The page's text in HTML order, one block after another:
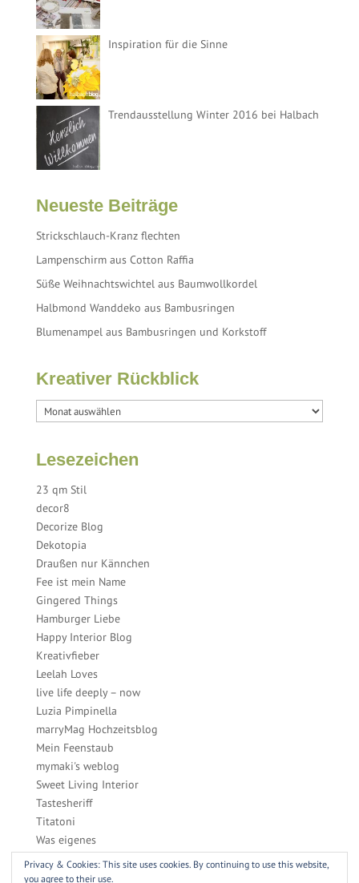
Inspiration für die Sinne
Trendausstellung Winter 2016 bei Halbach
Neueste Beiträge
Strickschlauch-Kranz flechten
Lampenschirm aus Cotton Raffia
Süße Weihnachtswichtel aus Baumwollkordel
Halbmond Wanddeko aus Bambusringen
Blumenampel aus Bambusringen und Korkstoff
Kreativer Rückblick
Lesezeichen
23 qm Stil
decor8
Decorize Blog
Dekotopia
Draußen nur Kännchen
Fee ist mein Name
Gingered Things
Hamburger Liebe
Happy Interior Blog
Kreativfieber
Leelah Loves
live life deeply – now
Luzia Pimpinella
marryMag Hochzeitsblog
Mein Feenstaub
mymaki's weblog
Sweet Living Interior
Tastesheriff
Titatoni
Was eigenes
Zucker, Zimt & Liebe
Privacy & Cookies: This site uses cookies. By continuing to use this website,
you agree to their use.